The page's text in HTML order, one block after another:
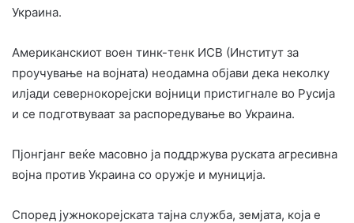
Украина.
Американскиот воен тинк-тенк ИСВ (Институт за
проучување на војната) неодамна објави дека неколку
илјади севернокорејски војници пристигнале во Русија
и се подготвуваат за распоредување во Украина.
Пјонгјанг веќе масовно ја поддржува руската агресивна
војна против Украина со оружје и муниција.
Според јужнокорејската тајна служба, земјата, која е